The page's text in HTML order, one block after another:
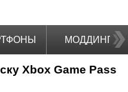
МОДДИНГ
Xbox Game Pass